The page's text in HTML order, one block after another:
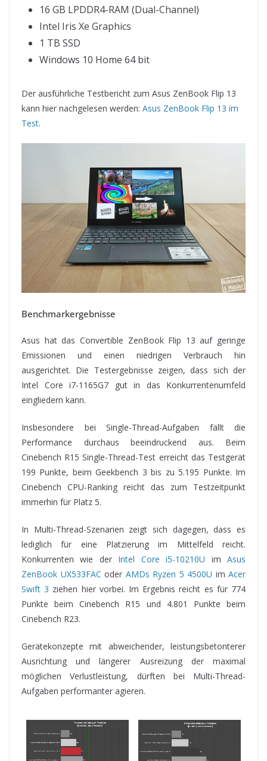
16 GB LPDDR4-RAM (Dual-Channel)
Intel Iris Xe Graphics
1 TB SSD
Windows 10 Home 64 bit
Der ausführliche Testbericht zum Asus ZenBook Flip 13
kann hier nachgelesen werden: Asus ZenBook Flip 13 im
Test.
Benchmarkergebnisse
Asus hat das Convertible ZenBook Flip 13 auf geringe
Emissionen und einen niedrigen Verbrauch hin
ausgerichtet. Die Testergebnisse zeigen, dass sich der
Intel Core i7-1165G7 gut in das Konkurrentenumfeld
eingliedern kann.
Insbesondere bei Single-Thread-Aufgaben fällt die
Performance durchaus beeindruckend aus. Beim
Cinebench R15 Single-Thread-Test erreicht das Testgerät
199 Punkte, beim Geekbench 3 bis zu 5.195 Punkte. Im
Cinebench CPU-Ranking reicht das zum Testzeitpunkt
immerhin für Platz 5.
In Multi-Thread-Szenarien zeigt sich dagegen, dass es
lediglich für eine Platzierung im Mittelfeld reicht.
Konkurrenten wie der Intel Core i5-10210U imAsus
ZenBook UX533FAC oder AMDs Ryzen 5 4500U im Acer
Swift 3 ziehen hier vorbei. Im Ergebnis reicht es für 774
Punkte beim Cinebench R15 und 4.801 Punkte beim
Cinebench R23.
Gerätekonzepte mit abweichender, leistungsbetonterer
Ausrichtung und längerer Ausreizung der maximal
möglichen Verlustleistung, dürften bei Multi-Thread-
Aufgaben performanter agieren.